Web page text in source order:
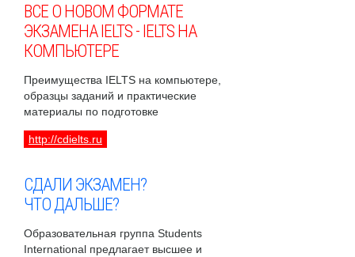
ВСЕ О НОВОМ ФОРМАТЕ
ЭКЗАМЕНА IELTS - IELTS НА
КОМПЬЮТЕРЕ
Преимущества IELTS на компьютере,
образцы заданий и практические
материалы по подготовке
http://cdielts.ru
СДАЛИ ЭКЗАМЕН?
ЧТО ДАЛЬШЕ?
Образовательная группа Students
International предлагает высшее и